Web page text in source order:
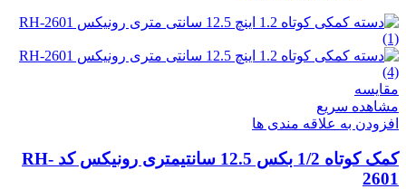
مقایسه
مشاهده سریع
افزودن به علاقه مندی ها
کمک کوتاه 1/2 بکس 12.5 سانتیمتری رونیکس کد RH-
2601